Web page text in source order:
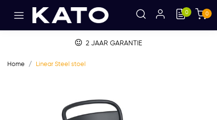
0 0
BETALEN OP FACTUUR
Home Linear Steel stoel